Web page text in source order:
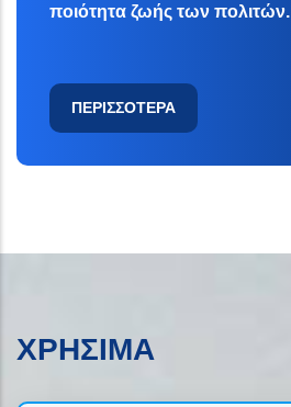
ποιότητα ζωής των πολιτών.
ΠΕΡΙΣΣΟΤΕΡΑ
ΧΡΗΣΙΜΑ